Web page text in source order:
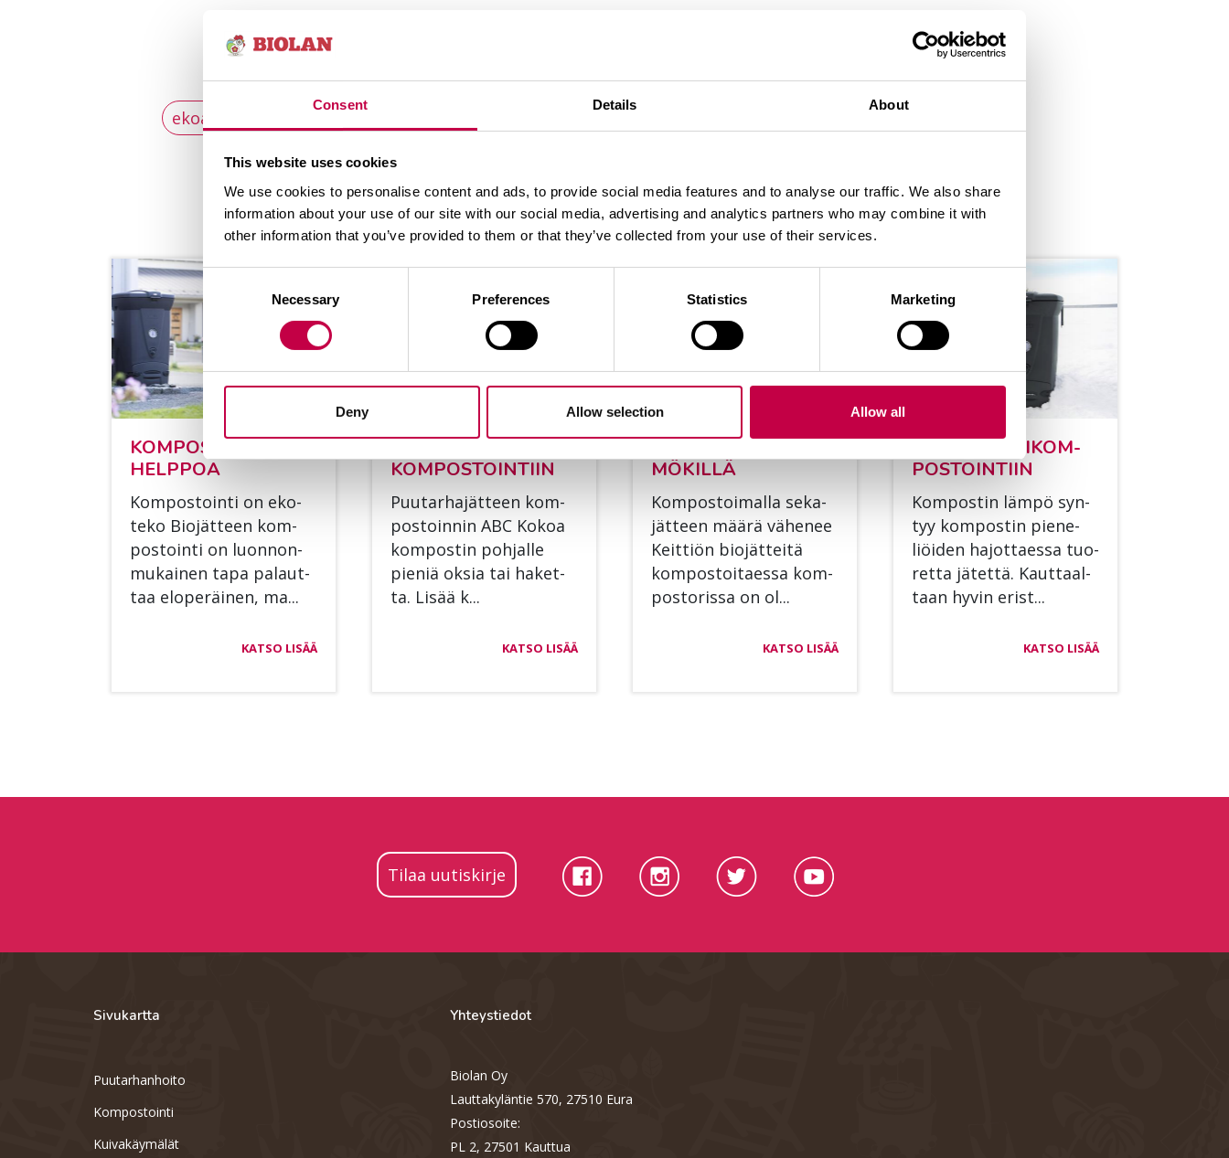
Consent Details About
This website uses cookies
We use cookies to personalise content and ads, to provide social media features and to analyse our traffic. We also share
information about your use of our site with our social media, advertising and analytics partners who may combine it with
other information that you’ve provided to them or that they’ve collected from your use of their services.
Consent
Selection
Necessary Preferences Statistics Marketing
Deny Allow selection Allow all
ekoasuminen
Aiheeseen liittyviä artikkeleita
KOM­POS­TOIN­TI ON
HELP­POA
Kom­pos­toin­ti on eko­
te­ko Bio­jät­teen kom­
pos­toin­ti on luon­non­
mu­kai­nen tapa pa­laut­
taa elo­pe­räi­nen, ma...
KATSO LISÄÄ
VIN­KIT PUU­TAR­HA­
KOM­POS­TOIN­TIIN
Puu­tar­ha­jät­teen kom­
pos­toin­nin ABC Ko­koa
kom­pos­tin poh­jal­le
pie­niä ok­sia tai ha­ket­
ta. Li­sää k...
KATSO LISÄÄ
KOM­POS­TOI KE­SÄ­
MÖ­KIL­LÄ
Kom­pos­toi­mal­la se­ka­
jät­teen mää­rä vä­he­nee
Keit­tiön bio­jät­tei­tä
kom­pos­toi­taes­sa kom­
pos­to­ris­sa on ol...
KATSO LISÄÄ
VIN­KIT TAL­VI­KOM­
POS­TOIN­TIIN
Kom­pos­tin läm­pö syn­
tyy kom­pos­tin pie­ne­
liöi­den ha­jot­taes­sa tuo­
ret­ta jä­tet­tä. Kaut­taal­
taan hy­vin erist...
KATSO LISÄÄ
Tilaa uutiskirje
Sivukartta
Puutarhanhoito
Kompostointi
Kuivakäymälät
Yhteystiedot
Biolan Oy
Lauttakyläntie 570, 27510 Eura
Postiosoite:
PL 2, 27501 Kauttua